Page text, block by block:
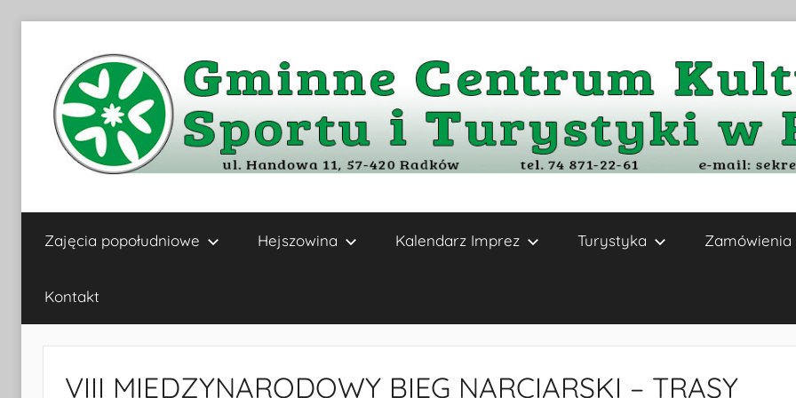
Gminne
Centrum
Kultury,
Sportu
Zajęcia popołudniowe Hejszowina Kalendarz Imprez Turystyka Zamówienia
Kontakt
VIII MIĘDZYNARODOWY BIEG NARCIARSKI – TRASY